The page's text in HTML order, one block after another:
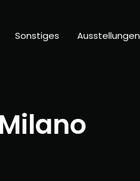
Sonstiges Ausstellungen